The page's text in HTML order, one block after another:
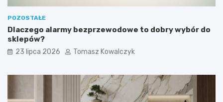
POZOSTAŁE
Dlaczego alarmy bezprzewodowe to dobry wybór do
sklepów?
23 lipca 2026 Tomasz Kowalczyk